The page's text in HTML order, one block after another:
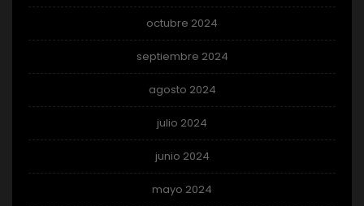
octubre 2024
septiembre 2024
agosto 2024
julio 2024
junio 2024
mayo 2024